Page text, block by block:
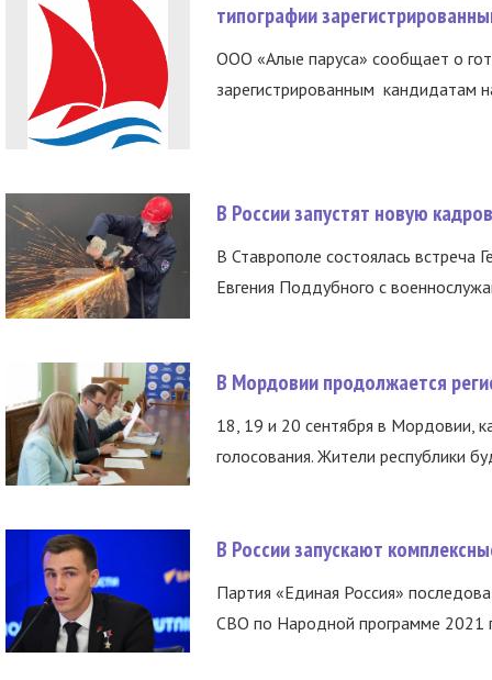
типографии
ООО «Алые паруса» сообщает о
зарегистрированным кандидатам
В России запустят новую
В Ставрополе состоялась встреча
Евгения Поддубного с
В Мордовии продолжается
18, 19 и 20 сентября в Мордовии,
голосования. Жители республики
В России запускают
Партия «Единая Россия»
СВО по Народной программе 2021